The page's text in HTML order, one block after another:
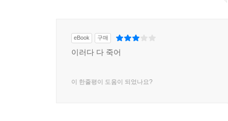
eBook 구매
이러다 다 죽어
이 한줄평이 도움이 되었나요?